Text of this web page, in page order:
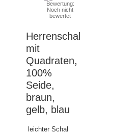
Bewertung:
Noch nicht
bewertet
Herrenschal
mit
Quadraten,
100%
Seide,
braun,
gelb, blau
leichter Schal